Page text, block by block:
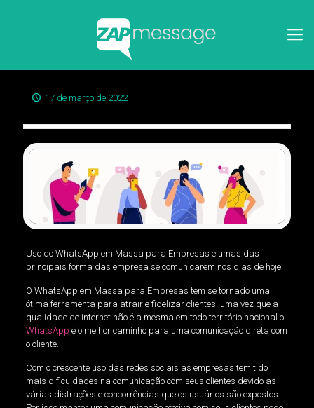
17 de março de 2022
Uso do WhatsApp em Massa para Empresas é umas das
principais forma das empresa se comunicarem nos dias de hoje.
O WhatsApp em Massa para Empresas tem se tornado uma
ótima ferramenta para atrair e fidelizar clientes, uma vez que a
qualidade de internet não é a mesma em todo território nacional o
WhatsApp é o melhor caminho para uma comunicação direta com
o cliente.
Com o crescente uso das redes sociais as empresas tem tido
mais dificuldades na comunicação com seus clientes devido as
várias distrações e concorrências que os usuários são expostos.